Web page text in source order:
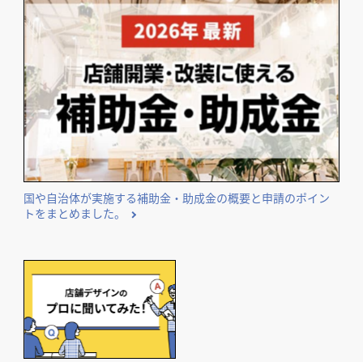
国や自治体が実施する補助金・助成金の概要と申請のポイン
トをまとめました。